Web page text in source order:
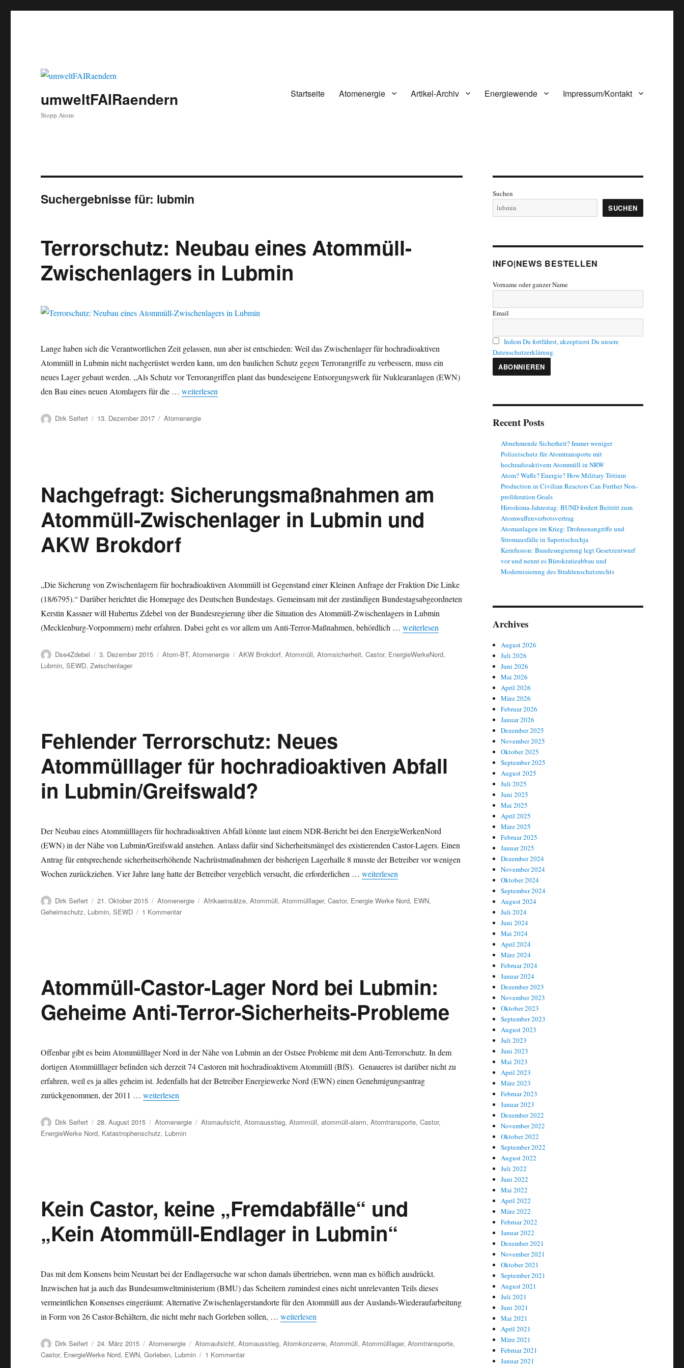
umweltFAIRaendern
Stopp Atom
Startseite Atomenergie Artikel-Archiv Energiewende Impressum/Kontakt
Suchergebnisse für: lubmin
Terrorschutz: Neubau eines Atommüll-
Zwischenlagers in Lubmin
Lange haben sich die Verantwortlichen Zeit gelassen, nun aber ist entschieden: Weil das Zwischenlager für hochradioaktiven
Atommüll in Lubmin nicht nachgerüstet werden kann, um den baulichen Schutz gegen Terrorangriffe zu verbessern, muss ein
neues Lager gebaut werden. „Als Schutz vor Terrorangriffen plant das bundeseigene Entsorgungswerk für Nuklearanlagen (EWN)
den Bau eines neuen Atomlagers für die …„Terrorschutz: Neubau eines Atommüll-Zwischenlagers in Lubmin“
weiterlesen
Autor
Dirk Seifert
Veröffentlicht
13. Dezember 2017 Kategorien
Atomenergie
Nachgefragt: Sicherungsmaßnahmen am
Atommüll-Zwischenlager in Lubmin und
AKW Brokdorf
„Die Sicherung von Zwischenlagern für hochradioaktiven Atommüll ist Gegenstand einer Kleinen Anfrage der Fraktion Die Linke
(18/6795).“ Darüber berichtet die Homepage des Deutschen Bundestags. Gemeinsam mit der zuständigen Bundestagsabgeordneten
Kerstin Kassner will Hubertus Zdebel von der Bundesregierung über die Situation des Atommüll-Zwischenlagers in Lubmin
(Mecklenburg-Vorpommern) mehr erfahren. Dabei geht es vor allem um Anti-Terror-Maßnahmen, behördlich …„Nachgefragt: Sicherungsmaßnahmen am Atommüll-Zwischenlager in Lubmin und
weiterlesen
Autor
Dse4Zdebel
Veröffentlicht
am
3. Dezember 2015 Kategorien
Atom-BT,Atomenergie Schlagwörter
AKW Brokdorf,Atommüll,Atomsicherheit,Castor, EnergieWerkeNord,
Lubmin,SEWD,Zwischenlager
Fehlender Terrorschutz: Neues
Atommülllager für hochradioaktiven Abfall
in Lubmin/Greifswald?
Der Neubau eines Atommülllagers für hochradioaktiven Abfall könnte laut einem NDR-Bericht bei den EnergieWerkenNord
(EWN) in der Nähe von Lubmin/Greifswald anstehen. Anlass dafür sind Sicherheitsmängel des existierenden Castor-Lagers. Einen
Antrag für entsprechende sicherheitserhöhende Nachrüstmaßnahmen der bisherigen Lagerhalle 8 musste der Betreiber vor wenigen
Wochen zurückziehen. Vier Jahre lang hatte der Betreiber vergeblich versucht, die erforderlichen …„Fehlender Terrorschutz: Neues Atommülllager für hochradioaktiven Abfall in Lubmin/
weiterlesen
Autor
Dirk Seifert
Veröffentlicht
am
21. Oktober 2015 Kategorien
Atomenergie Schlagwörter
Afrikaeinsätze,Atommüll,Atommülllager,Castor, Energie Werke Nord, EWN,
Geheimschutz, Lubmin,SEWD 1 Kommentarzu
Abfall
in
Lubmin/Greifswald?
Atommüll-Castor-Lager Nord bei Lubmin:
Geheime Anti-Terror-Sicherheits-Probleme
Offenbar gibt es beim Atommülllager Nord in der Nähe von Lubmin an der Ostsee Probleme mit dem Anti-Terrorschutz. In dem
dortigen Atommülllager befinden sich derzeit 74 Castoren mit hochradioaktivem Atommüll (BfS). Genaueres ist darüber nicht zu
erfahren, weil es ja alles geheim ist. Jedenfalls hat der Betreiber Energiewerke Nord (EWN) einen Genehmigungsantrag
zurückgenommen, der 2011 …„Atommüll-Castor-Lager Nord bei Lubmin: Geheime Anti-Terror-Sicherheits-Probleme“
weiterlesen
Autor
Dirk Seifert
Veröffentlicht
am
28. August 2015 Kategorien
Atomenergie Schlagwörter
Atomaufsicht,Atomausstieg,Atommüll,atommüll-alarm,Atomtransporte,Castor,
EnergieWerke Nord, Katastrophenschutz, Lubmin
Kein Castor, keine „Fremdabfälle“ und
„Kein Atommüll-Endlager in Lubmin“
Das mit dem Konsens beim Neustart bei der Endlagersuche war schon damals übertrieben, wenn man es höflich ausdrückt.
Inzwischen hat ja auch das Bundesumweltministerium (BMU) das Scheitern zumindest eines nicht unrelevanten Teils dieses
vermeintlichen Konsenses eingeräumt: Alternative Zwischenlagerstandorte für den Atommüll aus der Auslands-Wiederaufarbeitung
in Form von 26 Castor-Behältern, die nicht mehr nach Gorleben sollen, …„Kein Castor, keine „Fremdabfälle“ und „Kein Atommüll-Endlager in Lubmin““
weiterlesen
Autor
Dirk Seifert
Veröffentlicht
am
24. März 2015 Kategorien
Atomenergie Schlagwörter
Atomaufsicht,Atomausstieg,Atomkonzerne,Atommüll,Atommülllager,Atomtransporte,
Castor, EnergieWerke Nord, EWN,Gorleben, Lubmin 1 Kommentarzu
Suchen
SUCHEN
INFO|NEWS BESTELLEN
Vorname oder ganzer Name
Email
Indem Du fortfährst, akzeptierst Du unsere
Datenschutzerklärung.
Recent Posts
Abnehmende Sicherheit? Immer weniger
Polizeischutz für Atomtransporte mit
hochradioaktivem Atommüll in NRW
Atom? Waffe? Energie? How Military Tritium
Production in Civilian Reactors Can Further Non-
proliferation Goals
Hiroshima-Jahrestag: BUND fordert Beitritt zum
Atomwaffenverbotsvertrag
Atomanlagen im Krieg: Drohnenangriffe und
Stromausfälle in Saporischschja
Kernfusion: Bundesregierung legt Gesetzentwurf
vor und nennt es Bürokratieabbau und
Modernisierung des Strahlenschutzrechts
Archives
August 2026
Juli 2026
Juni 2026
Mai 2026
April 2026
März 2026
Februar 2026
Januar 2026
Dezember 2025
November 2025
Oktober 2025
September 2025
August 2025
Juli 2025
Juni 2025
Mai 2025
April 2025
März 2025
Februar 2025
Januar 2025
Dezember 2024
November 2024
Oktober 2024
September 2024
August 2024
Juli 2024
Juni 2024
Mai 2024
April 2024
März 2024
Februar 2024
Januar 2024
Dezember 2023
November 2023
Oktober 2023
September 2023
August 2023
Juli 2023
Juni 2023
Mai 2023
April 2023
März 2023
Februar 2023
Januar 2023
Dezember 2022
November 2022
Oktober 2022
September 2022
August 2022
Juli 2022
Juni 2022
Mai 2022
April 2022
März 2022
Februar 2022
Januar 2022
Dezember 2021
November 2021
Oktober 2021
September 2021
August 2021
Juli 2021
Juni 2021
Mai 2021
April 2021
März 2021
Februar 2021
Januar 2021